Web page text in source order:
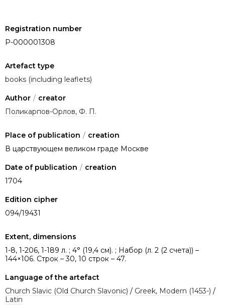
Registration number
P-000001308
Artefact type
books (including leaflets)
Author / creator
Поликарпов-Орлов, Ф. П.
Place of publication / creation
В царствующем великом граде Москве
Date of publication / creation
1704
Edition cipher
094/19431
Extent, dimensions
1-8, 1-206, 1-189 л. ; 4° (19,4 см). ; Набор (л. 2 (2 счета)) –
144×106. Строк – 30, 10 строк – 47.
Language of the artefact
Church Slavic (Old Church Slavonic) / Greek, Modern (1453-) /
Latin